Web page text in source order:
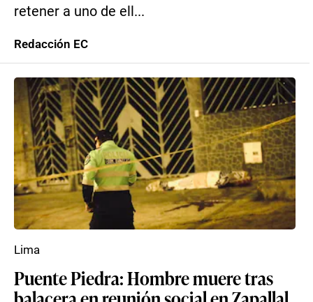
retener a uno de ell...
Redacción EC
Puente Piedra: Hombre muere tras
Lima